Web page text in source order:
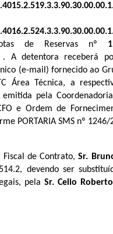
de Reservas nº
. A detentora receberá
(e-mail) fornecido ao
Área Técnica, a
emitida pela
e Ordem de
PORTARIA SMS nº 1246/
Fiscal de Contrato, Sr.
, devendo ser
pela Sr. Celio